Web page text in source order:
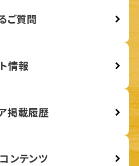
ご質問
情報
掲載履歴
ンテンツ